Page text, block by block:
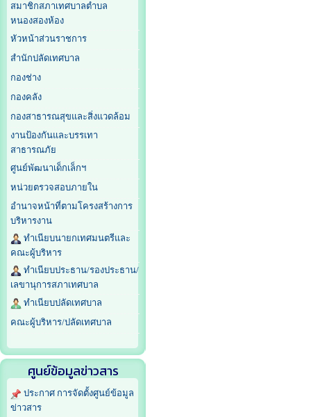
สมาชิกสภาเทศบาลตำบล
หนองสองห้อง
หัวหน้าส่วนราชการ
สำนักปลัดเทศบาล
กองช่าง
กองคลัง
กองสาธารณสุขและสิ่งแวดล้อม
งานป้องกันและบรรเทา
สาธารณภัย
ศูนย์พัฒนาเด็กเล็กฯ
หน่วยตรวจสอบภายใน
อำนาจหน้าที่ตามโครงสร้างการ
บริหารงาน
ทำเนียบนายกเทศมนตรีและ
คณะผู้บริหาร
ทำเนียบประธาน/รองประธาน/
เลขานุการสภาเทศบาล
ทำเนียบปลัดเทศบาล
คณะผู้บริหาร/ปลัดเทศบาล
ศูนย์ข้อมูลข่าวสาร
ประกาศ การจัดตั้งศูนย์ข้อมูล
ข่าวสาร